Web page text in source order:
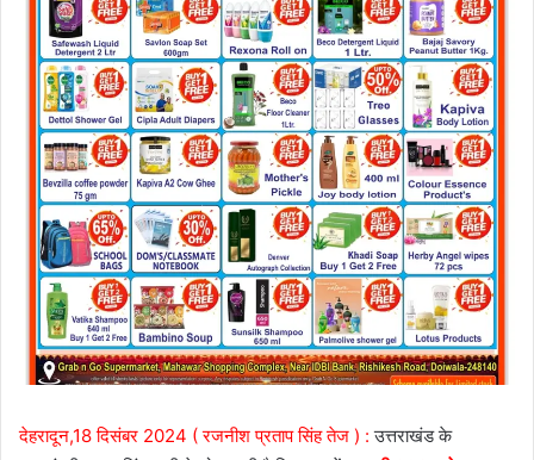
देहरादून,18 दिसंबर 2024 ( रजनीश प्रताप सिंह तेज ) : उत्तराखंड के